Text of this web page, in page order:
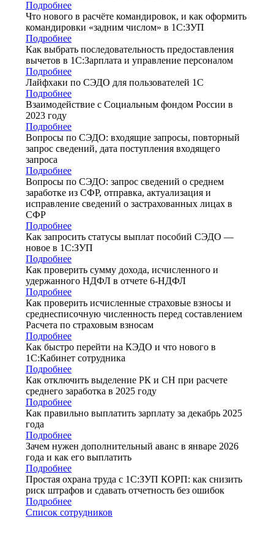
Подробнее
Что нового в расчёте командировок, и как оформить
командировки «задним числом» в 1С:ЗУП
Подробнее
Как выбрать последовательность предоставления
вычетов в 1С:Зарплата и управление персоналом
Подробнее
Лайфхаки по СЭДО для пользователей 1С
Подробнее
Взаимодействие с Социальным фондом России в
2023 году
Подробнее
Вопросы по СЭДО: входящие запросы, повторный
запрос сведений, дата поступления входящего
запроса
Подробнее
Вопросы по СЭДО: запрос сведений о среднем
заработке из СФР, отправка, актуализация и
исправление сведений о застрахованных лицах в
СФР
Подробнее
Как запросить статусы выплат пособий СЭДО —
новое в 1С:ЗУП
Подробнее
Как проверить сумму дохода, исчисленного и
удержанного НДФЛ в отчете 6-НДФЛ
Подробнее
Как проверить исчисленные страховые взносы и
среднесписочную численность перед составлением
Расчета по страховым взносам
Подробнее
Как быстро перейти на КЭДО и что нового в
1С:Кабинет сотрудника
Подробнее
Как отключить выделение РК и СН при расчете
среднего заработка в 2025 году
Подробнее
Как правильно выплатить зарплату за декабрь 2025
года
Подробнее
Зачем нужен дополнительный аванс в январе 2026
года и как его выплатить
Подробнее
Простая охрана труда с 1С:ЗУП КОРП: как снизить
риск штрафов и сдавать отчетность без ошибок
Подробнее
Список сотрудников